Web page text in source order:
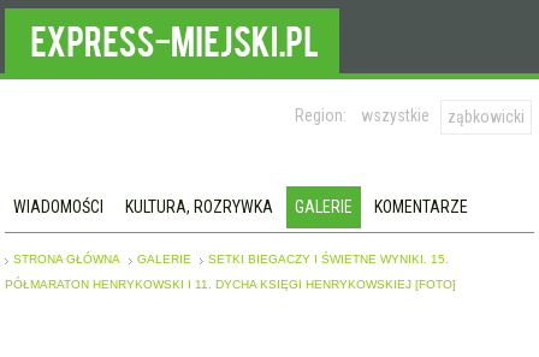
Region: wszystkie ząbkowicki
WIADOMOŚCI KULTURA, ROZRYWKA GALERIE KOMENTARZE
STRONA GŁÓWNA GALERIE
SETKI BIEGACZY I ŚWIETNE WYNIKI. 15.
PÓŁMARATON HENRYKOWSKI I 11. DYCHA KSIĘGI HENRYKOWSKIEJ [FOTO]